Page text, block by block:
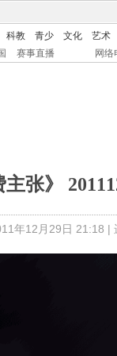
科教 青少 文化 艺术
赛事直播 网络
主张》
年12月29日 21:18 |